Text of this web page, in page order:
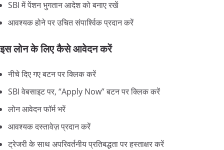
SBI में पेंशन भुगतान आदेश को बनाए रखें
आवश्यक होने पर उचित संपार्श्विक प्रदान करें
इस लोन के लिए कैसे आवेदन करें
नीचे दिए गए बटन पर क्लिक करें
SBI वेबसाइट पर, “Apply Now” बटन पर क्लिक करें
लोन आवेदन फॉर्म भरें
आवश्यक दस्तावेज़ प्रदान करें
ट्रेजरी के साथ अपरिवर्तनीय प्रतिबद्धता पर हस्ताक्षर करें